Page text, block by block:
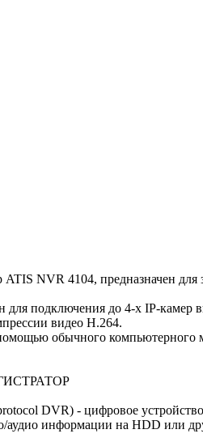
ATIS NVR 4104, предназначен
для подключения до 4-х IP-камер
видео H.264.
обычного компьютерного
DVR) - цифровое
аудио информации на HDD или